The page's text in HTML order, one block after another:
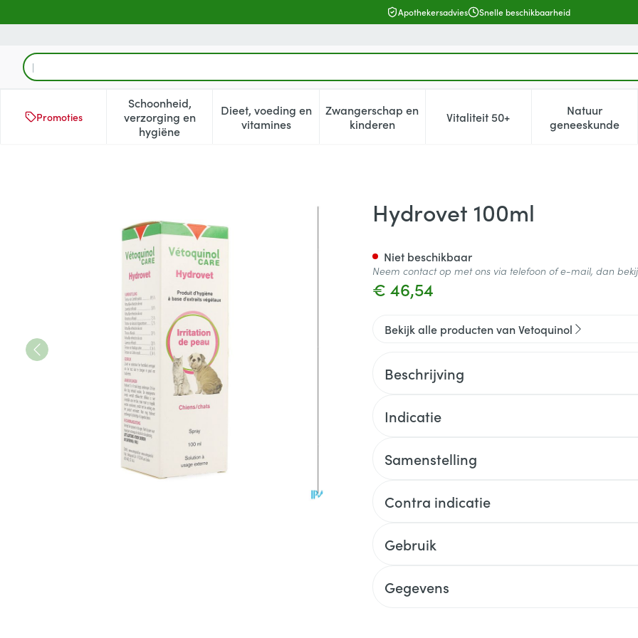
Apothekersadvies Snelle beschikbaarheid
Product, merk, categorie...
Promoties
Schoonheid,
verzorging en
hygiëne
Toon submenu voor Schoonheid, verzorging en hygiëne categorie
Dieet, voeding en
vitaminesToon submenu voor Dieet, voeding en vitamines categorie
Zwangerschap en
kinderenToon submenu voor Zwangerschap en kinderen
Vitaliteit 50+Toon submenu voor Vitaliteit
Natuur
geneeskunde
Toon
Hydrovet 100ml
€ 46,54
Niet beschikbaar
Neem contact op met ons via telefoon of e-mail, dan
Bekijk alle producten van Vetoquinol
Beschrijving
Indicatie
Samenstelling
Contra indicatie
Gebruik
Gegevens